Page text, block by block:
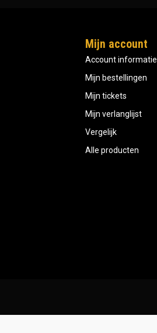
Mijn account
Account informatie
Mijn bestellingen
Mijn tickets
Mijn verlanglijst
Vergelijk
Alle producten